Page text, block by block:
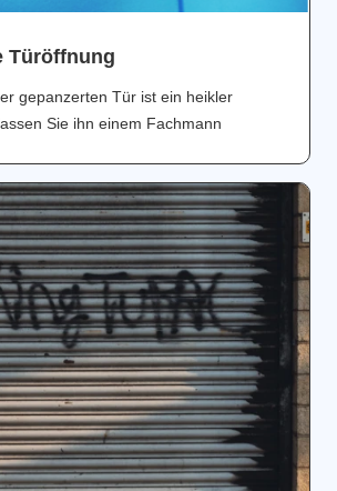
Türöffnung
gepanzerten Tür ist ein heikler
Sie ihn einem Fachmann